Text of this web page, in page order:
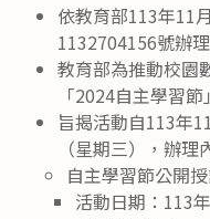
依教育部113年11
1132704156號辦理
教育部為推動校園
「2024自主學習節
旨揭活動自113年
（星期三），辦理
自主學習節公開
活動日期：113